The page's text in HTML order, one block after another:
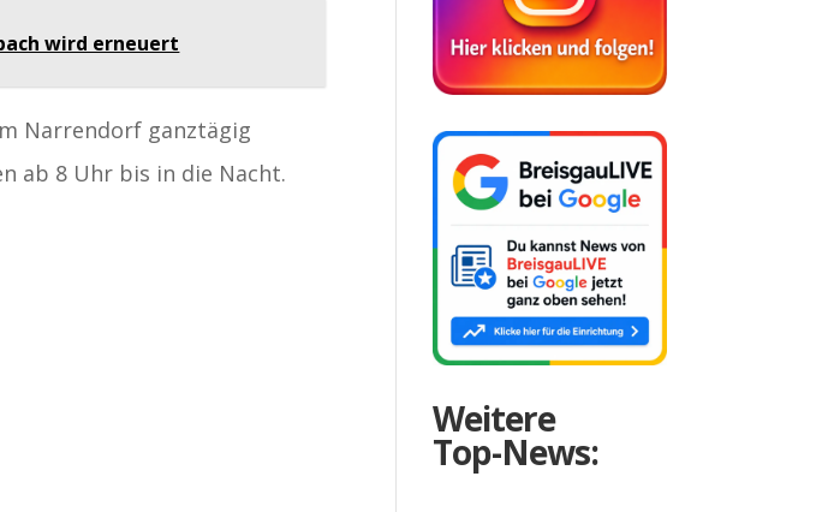
wird erneuert
Narrendorf ganztägig
ab 8 Uhr bis in die Nacht.
Weitere
Top-News: